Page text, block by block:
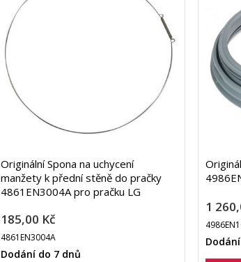
Originální Spona na uchycení
manžety k přední stěně do pračky
4861EN3004A pro pračku LG
185,00 Kč
4861EN3004A
Dodání do 7 dnů
1